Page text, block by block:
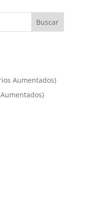
Aumentados)